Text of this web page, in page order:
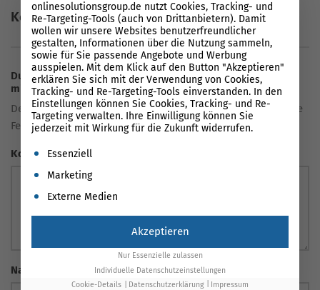
Keine Kommentare vorhanden
Du hast eine Frage oder eine Meinung zum Artikel? Teile sie
mit uns!
Deine E-Mail-Adresse wird nicht veröffentlicht. Erforderliche
Felder sind markiert *
Kommentar
Name
onlinesolutionsgroup.de nutzt Cookies, Tracking- und
Re-Targeting-Tools (auch von Drittanbietern). Damit
wollen wir unsere Websites benutzerfreundlicher
gestalten, Informationen über die Nutzung sammeln,
sowie für Sie passende Angebote und Werbung
ausspielen. Mit dem Klick auf den Button "Akzeptieren"
erklären Sie sich mit der Verwendung von Cookies,
Tracking- und Re-Targeting-Tools einverstanden. In den
Einstellungen können Sie Cookies, Tracking- und Re-
Targeting verwalten. Ihre Einwilligung können Sie
jederzeit mit Wirkung für die Zukunft widerrufen.
Es folgt eine Liste der Service-Gruppen, für die eine
Essenziell
Marketing
Externe Medien
Akzeptieren
Nur Essenzielle zulassen
Individuelle Datenschutzeinstellungen
Cookie-Details
Datenschutzerklärung Impressum